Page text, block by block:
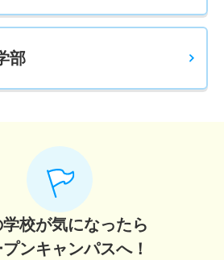
6.50倍 21人 13人 5人 －
科学科 一般 Ⅲ期
科学科 一般 女子スカラシップ
1人 1人
科学科 一般 共テ Ⅰ期Ａ方式
3.30倍 35人 35人 11人
部​
学校が気になったら
ンキャンパスへ！